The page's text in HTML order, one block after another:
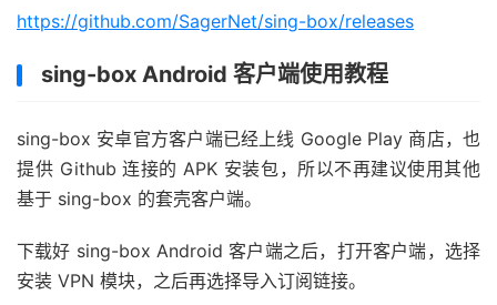
https://github.com/SagerNet/sing-box/releases
sing-box Android 客户端使用教程
sing-box 安卓官方客户端已经上线 Google Play 商店，也
提供 Github 连接的 APK 安装包，所以不再建议使用其他
基于 sing-box 的套壳客户端。
下载好 sing-box Android 客户端之后，打开客户端，选择
安装 VPN 模块，之后再选择导入订阅链接。